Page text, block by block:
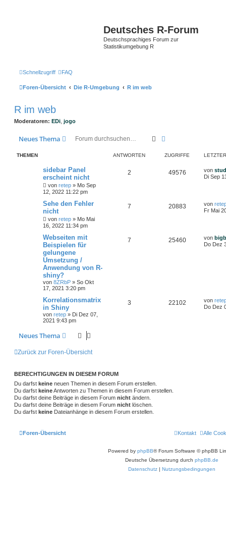
Deutsches R-Forum
Deutschsprachiges Forum zur
Statistikumgebung R
Schnellzugriff FAQ
Foren-Übersicht Die R-Umgebung R im web
R im web
Moderatoren: EDi jogo
Neues Thema Suche
THEMEN ANTWORTEN ZUGRIFFE
sidebar Panel
erscheint nicht
von retep » Mo Sep
12, 2022 11:22 pm
2 49576 von
Di Sep
Sehe den Fehler
nicht
von retep » Mo Mai
16, 2022 11:34 pm
7 20883 von
Fr Mai
Webseiten mit
Beispielen für
gelungene
Umsetzung /
Anwendung von R-
shiny?
von 8ZRbP » So Okt
17, 2021 3:20 pm
7 25460 von
Do Dez
Korrelationsmatrix
in Shiny
von retep » Di Dez 07,
2021 9:43 pm
3 22102 von
Do Dez
Neues Thema
Zurück zur Foren-Übersicht
BERECHTIGUNGEN IN DIESEM FORUM
Du darfst keine neuen Themen in diesem Forum erstellen.
Du darfst keineAntworten zu Themen in diesem Forum erstellen.
Du darfst deine Beiträge in diesem Forum nicht ändern.
Du darfst deine Beiträge in diesem Forum nicht löschen.
Du darfst keine Dateianhänge in diesem Forum erstellen.
Foren-Übersicht Alle
Kontakt
Powered by phpBB® Forum Software © phpBB
Deutsche Übersetzung durch phpBB.de
Datenschutz | Nutzungsbedingungen